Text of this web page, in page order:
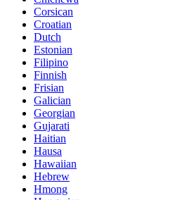
Corsican
Croatian
Dutch
Estonian
Filipino
Finnish
Frisian
Galician
Georgian
Gujarati
Haitian
Hausa
Hawaiian
Hebrew
Hmong